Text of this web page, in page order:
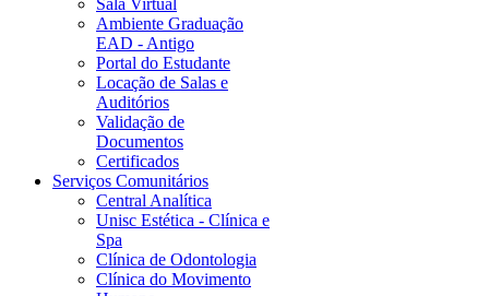
Sala Virtual
Ambiente Graduação
EAD - Antigo
Portal do Estudante
Locação de Salas e
Auditórios
Validação de
Documentos
Certificados
Serviços Comunitários
Central Analítica
Unisc Estética - Clínica e
Spa
Clínica de Odontologia
Clínica do Movimento